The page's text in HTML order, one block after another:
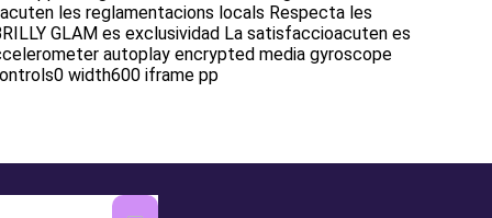
les reglamentacions locals Respecta les
GLAM es exclusividad La satisfaccioacuten es
autoplay encrypted media gyroscope
width600 iframe pp